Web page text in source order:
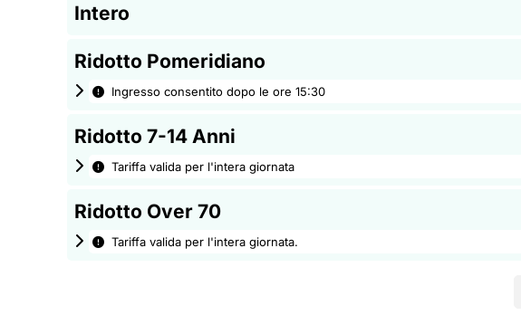
Intero
Ridotto Pomeridiano
Ingresso consentito dopo le ore 15:30
Ridotto 7-14 Anni
Tariffa valida per l'intera giornata
Ridotto Over 70
Tariffa valida per l'intera giornata.